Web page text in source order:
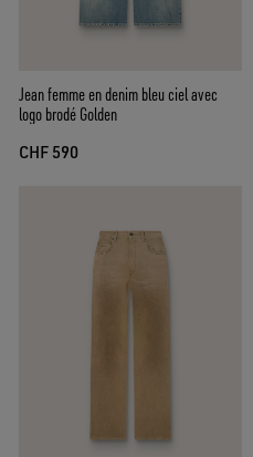
Jean femme en denim bleu ciel avec
logo brodé Golden
CHF 590